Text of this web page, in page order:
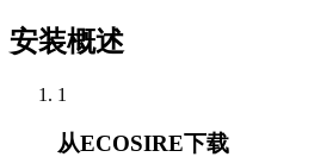
安装概述
1
从ECOSIRE下载